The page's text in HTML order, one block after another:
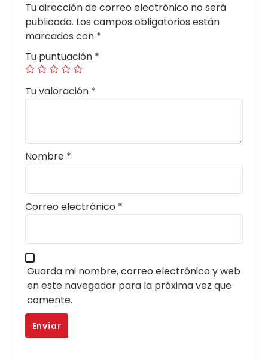
Tu dirección de correo electrónico no será
publicada. Los campos obligatorios están
marcados con *
Tu puntuación *
Tu valoración *
Nombre *
Correo electrónico *
Guarda mi nombre, correo electrónico y web
en este navegador para la próxima vez que
comente.